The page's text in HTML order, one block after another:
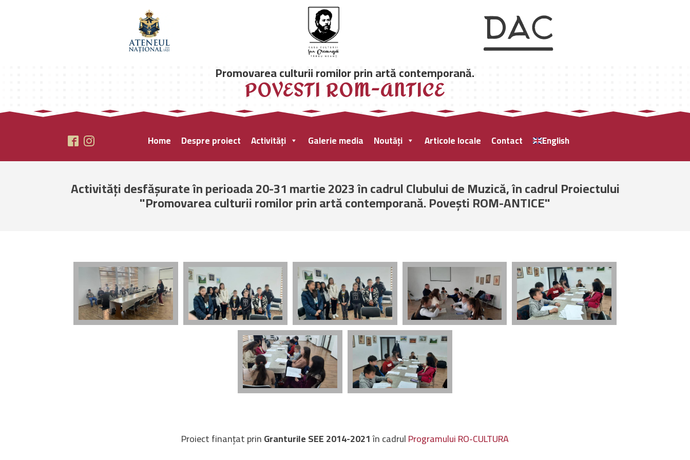
Promovarea culturii romilor prin artă contemporană.
POVESTI ROM-ANTICE
Home Despre proiect Activități Galerie media Noutăți Articole locale Contact English
Activități desfășurate în perioada 20-31 martie 2023 în cadrul Clubului de Muzică, în cadrul Proiectului
"Promovarea culturii romilor prin artă contemporană. Povești ROM-ANTICE"
Proiect finanțat prinGranturile SEE 2014-2021în cadrulProgramului RO-CULTURA